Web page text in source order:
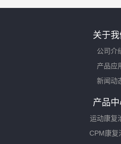
融为一体的整体综合性疗养方法，
疗、免疫基因、心理等为治疗手段的
疗养院对疗养员除要进行一定诊疗
主要是组织他们进行各种文娱活动
组织管理方式明显不同于医院病人
或在室内小空间活动，而且一般不
关于我
公司介
产品应
新闻动
产品
运动康复
CPM康复